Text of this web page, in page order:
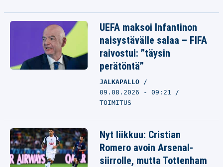
UEFA maksoi Infantinon
naisystävälle salaa – FIFA
raivostui: ”täysin
perätöntä”
JALKAPALLO
09.08.2026 - 09:21
TOIMITUS
Nyt liikkuu: Cristian
Romero avoin Arsenal-
siirrolle, mutta Tottenham